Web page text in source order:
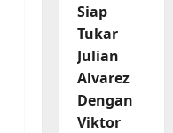
Siap
Tukar
Julian
Alvarez
Dengan
Viktor